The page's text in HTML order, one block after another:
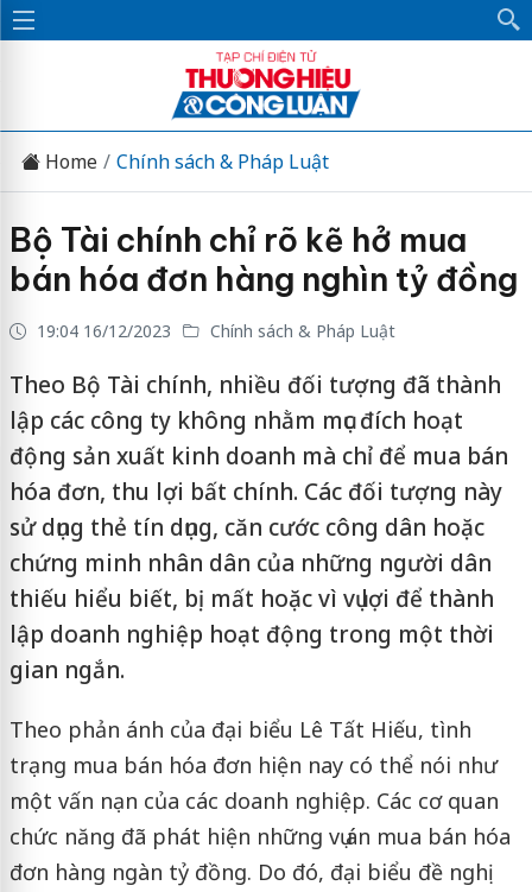
Home Chính sách & Pháp Luật
Bộ Tài chính chỉ rõ kẽ hở mua
bán hóa đơn hàng nghìn tỷ đồng
19:04 16/12/2023 Chính sách & Pháp Luật
Theo Bộ Tài chính, nhiều đối tượng đã thành
lập các công ty không nhằm mục đích hoạt
động sản xuất kinh doanh mà chỉ để mua bán
hóa đơn, thu lợi bất chính. Các đối tượng này
sử dụng thẻ tín dụng, căn cước công dân hoặc
chứng minh nhân dân của những người dân
thiếu hiểu biết, bị mất hoặc vì vụ lợi để thành
lập doanh nghiệp hoạt động trong một thời
gian ngắn.
Theo phản ánh của đại biểu Lê Tất Hiếu, tình
trạng mua bán hóa đơn hiện nay có thể nói như
một vấn nạn của các doanh nghiệp. Các cơ quan
chức năng đã phát hiện những vụ án mua bán hóa
đơn hàng ngàn tỷ đồng. Do đó, đại biểu đề nghị